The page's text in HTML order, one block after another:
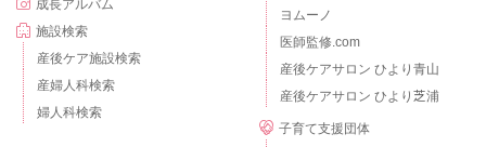
成長アルバム
施設検索
産後ケア施設検索
産婦人科検索
婦人科検索
ヨムーノ
医師監修.com
産後ケアサロン ひより青山
産後ケアサロン ひより芝浦
子育て支援団体